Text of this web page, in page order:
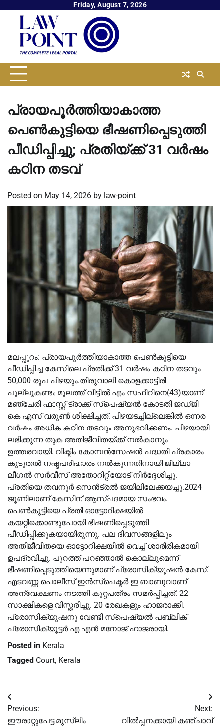
content
Friday, August 7, 2026
പ്രായപൂര്‍ത്തിയാകാത്ത
പെണ്‍കുട്ടിയെ ഭീഷണിപ്പെടുത്തി
പീഡിപ്പിച്ചു; പ്രതിയ്ക്ക് 31 വര്‍ഷം
കഠിന തടവ്
Posted on May 14, 2026 by law-point
മലപ്പുറം: പ്രായപൂര്‍ത്തിയാകാത്ത പെണ്‍കുട്ടിയെ
പീഡിപ്പിച്ച കേസിലെ പ്രതിക്ക് 31 വര്‍ഷം കഠിന തടവും
50,000 രൂപ പിഴയും.തിരുവാലി കൊളക്കാട്ടിരി
പുല്ലുകണ്ടം മൂലത്ത് വീട്ടില്‍ എം സഫീറിനെ(43)യാണ്
മഞ്ചേരി ഫാസ്റ്റ് ട്രാക്ക് സ്‌പെഷ്യല്‍ കോടതി ജഡ്ജി
കെ എസ് വരുണ്‍ ശിക്ഷിച്ചത്. പിഴയടച്ചില്ലെങ്കില്‍ ഒന്നര
വര്‍ഷം അധിക കഠിന തടവും അനുഭവിക്കണം. പിഴയായി
ലഭിക്കുന്ന തുക അതിജീവിതയ്ക്ക് നല്‍കാനും
ഉത്തരവായി. വിക്ടിം കോമ്പന്‍സേഷന്‍ പദ്ധതി പ്രകാരം
കൂടുതല്‍ നഷ്ടപരിഹാരം നല്‍കുന്നതിനായി ജില്ലാ
ലീഗല്‍ സര്‍വീസ് അതോറിറ്റിയോട് നിര്‍ദ്ദേശിച്ചു.
പ്രതിയെ തവനൂര്‍ സെന്‍ട്രല്‍ ജയിലിലേക്കയച്ചു.2024
ജൂണിലാണ് കേസിന് ആസ്പദമായ സംഭവം.
പെണ്‍കുട്ടിയെ പ്രതി ഓട്ടോറിക്ഷയില്‍
കയറ്റിക്കൊണ്ടുപോയി ഭീഷണിപ്പെടുത്തി
പീഡിപ്പിക്കുകയായിരുന്നു. പല ദിവസങ്ങളിലും
അതിജീവിതയെ ഓട്ടോറിക്ഷയില്‍ വെച്ച്‌ ശാരീരികമായി
ഉപദ്രവിച്ചു. പുറത്ത് പറഞ്ഞാല്‍ കൊല്ലുമെന്ന്
ഭീഷണിപ്പെടുത്തിയെന്നുമാണ് പ്രോസിക്യൂഷന്‍ കേസ്.
എടവണ്ണ പൊലീസ് ഇന്‍സ്‌പെക്ടര്‍ ഇ ബാബുവാണ്
അന്വേക്ഷണം നടത്തി കുറ്റപത്രം സമര്‍പ്പിച്ചത്. 22
സാക്ഷികളെ വിസ്തരിച്ചു. 20 രേഖകളും ഹാജരാക്കി.
പ്രോസിക്യൂഷനു വേണ്ടി സ്‌പെഷ്യല്‍ പബ്ലിക്
പ്രോസിക്യൂട്ടര്‍ എ എന്‍ മനോജ് ഹാജരായി.
Posted in Kerala
Tagged Court, Kerala
Post
navigation
Previous:
ഈരാറ്റുപേട്ട മുസ്ലിം
Next:
വില്‍പ്പനക്കായി കഞ്ചാവ്